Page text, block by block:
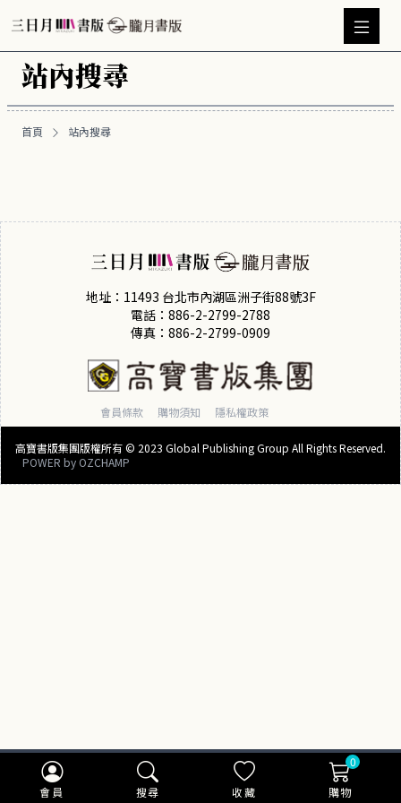
會員 搜尋 收藏
0
購物
站內搜尋
首頁 站內搜尋
地址：11493 台北市內湖區洲子街88號3F
電話：886-2-2799-2788
傳真：886-2-2799-0909
會員條款 購物須知 隱私權政策
高寶書版集團版權所有 © 2023 Global Publishing Group All Rights Reserved.
POWER by OZCHAMP